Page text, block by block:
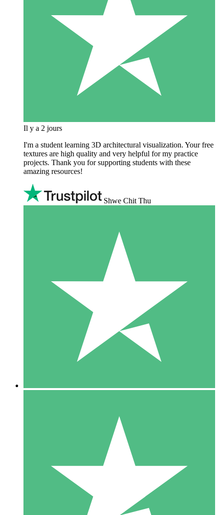
Il y a 2 jours
I'm a student learning 3D architectural visualization. Your free
textures are high quality and very helpful for my practice
projects. Thank you for supporting students with these
amazing resources!
Shwe Chit Thu